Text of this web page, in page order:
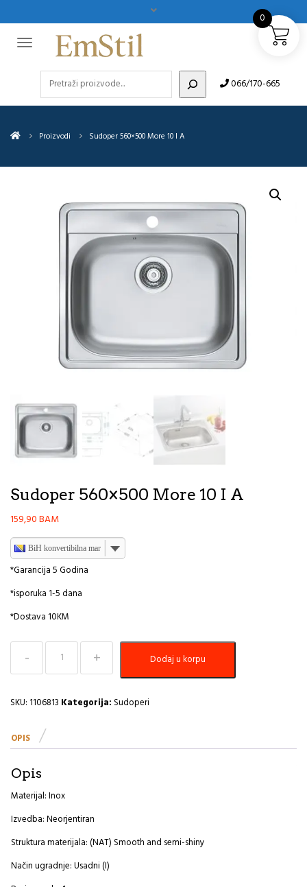
066/170-665
Proizvodi Sudoper 560×500 More 10 I A
Sudoper 560×500 More 10 I A
159,90BAM
BiH konvertibilna marka
*Garancija 5 Godina
*isporuka 1-5 dana
*Dostava 10KM
Sudoper
560x500
More
I
količina
Dodaj u korpu
SKU: 1106813 Kategorija: Sudoperi
OPIS
Opis
Materijal: Inox
Izvedba: Neorjentiran
Struktura materijala: (NAT) Smooth and semi-shiny
Način ugradnje: Usadni (I)
0